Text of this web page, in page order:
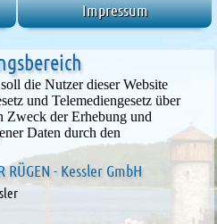
Impressum
die Nutzer dieser Website
und Telemediengesetz über
Zweck der Erhebung und
Daten durch den
RÜGEN - Kessler GmbH